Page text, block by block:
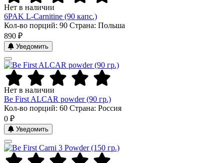
Нет в наличии
6PAK L-Carnitine (90 капс.)
Кол-во порций: 90 Страна: Польша
890 ₽
Уведомить
Нет в наличии
Be First ALCAR powder (90 гр.)
Кол-во порций: 60 Страна: Россия
0 ₽
Уведомить